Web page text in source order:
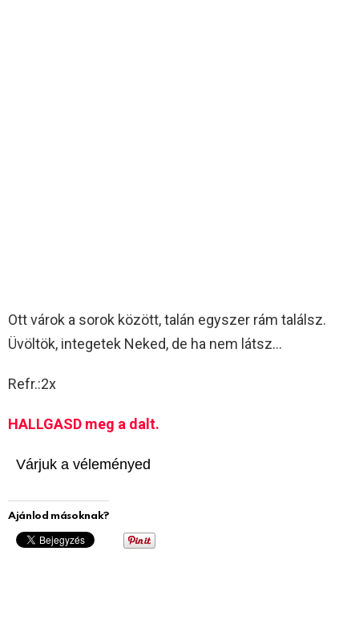
Ott várok a sorok között, talán egyszer rám találsz.
Üvöltök, integetek Neked, de ha nem látsz…
Refr.:2x
HALLGASD meg a dalt.
Várjuk a véleményed
Ajánlod másoknak?